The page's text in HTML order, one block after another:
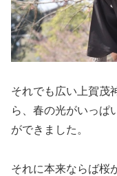
それでも広い上賀茂
ら、春の光がいっぱ
ができました。
それに本来ならば桜